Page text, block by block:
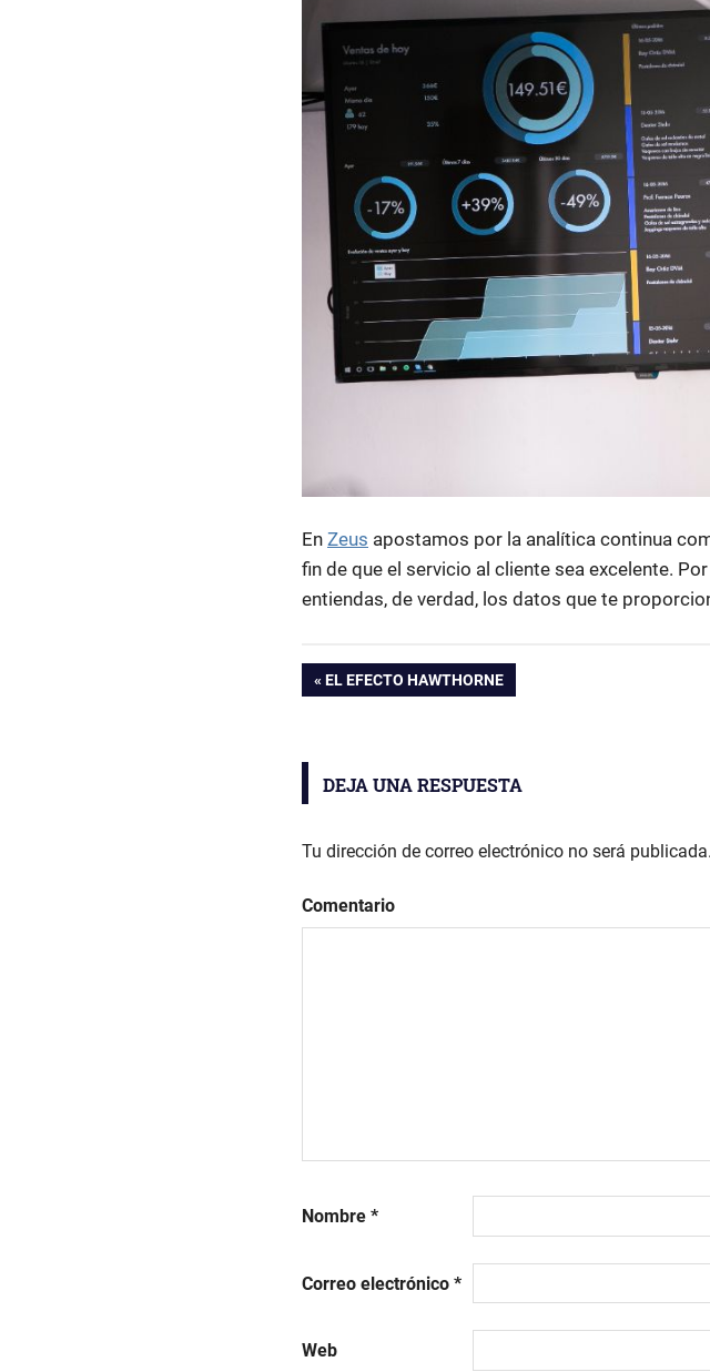
En Zeus apostamos por la analítica continua
fin de que el servicio al cliente sea excelente.
entiendas, de verdad, los datos que te
ecommerce
ventajas
ventajas de
ecommerce
de
entradas
ENTRADA
EL EFECTO HAWTHORNE
DEJA UNA RESPUESTA
Tu dirección de correo electrónico no será publicada.
Comentario
Nombre *
Correo electrónico *
Web